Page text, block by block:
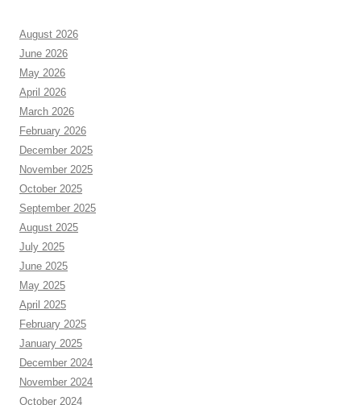
August 2026
June 2026
May 2026
April 2026
March 2026
February 2026
December 2025
November 2025
October 2025
September 2025
August 2025
July 2025
June 2025
May 2025
April 2025
February 2025
January 2025
December 2024
November 2024
October 2024